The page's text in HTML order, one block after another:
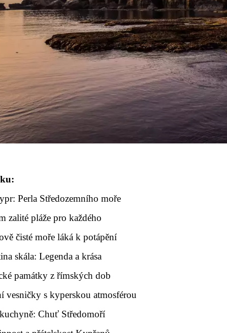
Perla Středozemního moře
zalité pláže pro každého
čisté moře láká k potápění
skála: Legenda a krása
památky z římských dob
vesničky s kyperskou atmosférou
Chuť Středomoří